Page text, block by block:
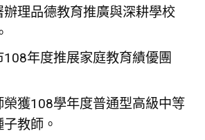
理品德教育推廣與深耕學校
年度推展家庭教育績優團
榮獲108學年度普通型高級中等
教師。